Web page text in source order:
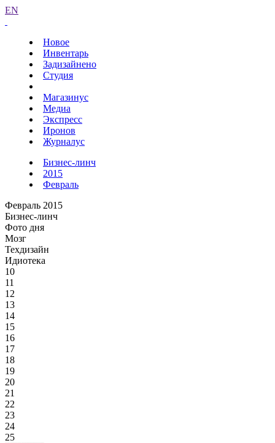
EN
Новое
Инвентарь
Задизайнено
Студия
Магазинус
Медиа
Экспресс
Иронов
Журналус
Бизнес-линч
2015
Февраль
Февраль 2015
Бизнес-линч
Фото дня
Мозг
Техдизайн
Идиотека
10
11
12
13
14
15
16
17
18
19
20
21
22
23
24
25